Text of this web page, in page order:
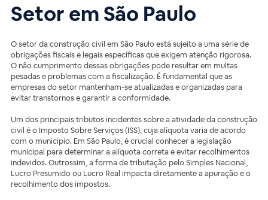
Setor em São Paulo
O setor da construção civil em São Paulo está sujeito a uma série de
obrigações fiscais e legais específicas que exigem atenção rigorosa.
O não cumprimento dessas obrigações pode resultar em multas
pesadas e problemas com a fiscalização. É fundamental que as
empresas do setor mantenham-se atualizadas e organizadas para
evitar transtornos e garantir a conformidade.
Um dos principais tributos incidentes sobre a atividade da construção
civil é o Imposto Sobre Serviços (ISS), cuja alíquota varia de acordo
com o município. Em São Paulo, é crucial conhecer a legislação
municipal para determinar a alíquota correta e evitar recolhimentos
indevidos. Outrossim, a forma de tributação pelo Simples Nacional,
Lucro Presumido ou Lucro Real impacta diretamente a apuração e o
recolhimento dos impostos.